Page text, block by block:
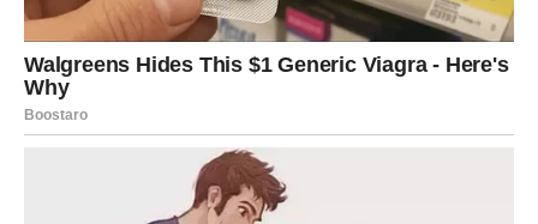
Danas se čini da je Rada u periodu života kada joj prija
status singl devojke. Sama priznaje da joj trenutna
nezavisnost donosi mir i priliku da se fokusira na karijeru.
Ipak, ostavlja prostora za mogućnost da se jednog dana
pojavi neko ko će umeti da ispuni njena očekivanja.
U intervjuu za Grand, otkrila je šta očekuje od budućeg